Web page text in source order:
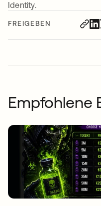
FREIGEBEN
Identity.
Empfohlene